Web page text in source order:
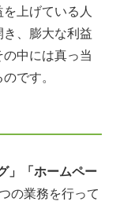
上げている人
、膨大な利益
中には真っ当
です。
」「ホームペー
の業務を行って